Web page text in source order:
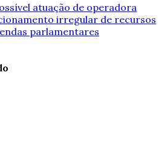
atuação de operadora
irregular de recursos
parlamentares